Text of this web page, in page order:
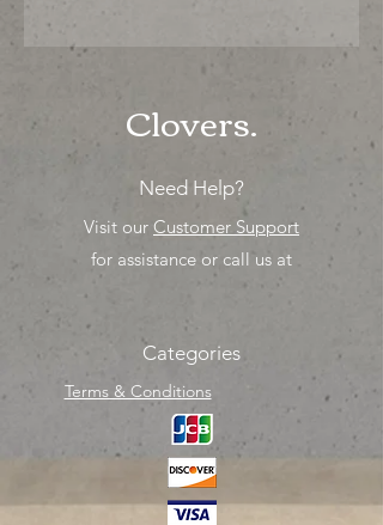
"PRECIO ESPECIAL ya sea para
comprar o para surtir, solo los
Clovers.
Need Help?
Visit our Customer Support
for assistance or call us at
Categories
Terms & Conditions